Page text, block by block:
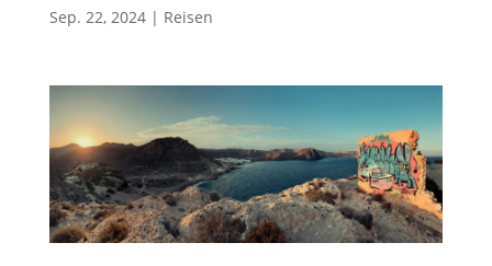
Sep. 22, 2024| Reisen